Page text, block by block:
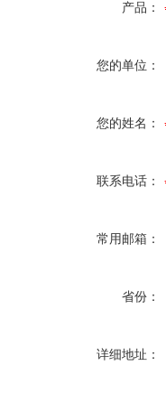
产品：
您的单位：
您的姓名：
联系电话：
常用邮箱：
省份：
详细地址：